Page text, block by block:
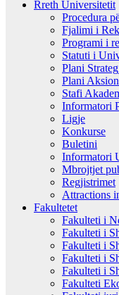
Rreth Universitetit
Procedura
Fjalimi i
Programi i
Statuti i
Plani
Plani
Stafi
Informatori
Ligje
Konkurse
Buletini
Informatori
Mbrojtjet
Regjistrimet
Attractions
Fakultetet
Fakulteti i
Fakulteti i
Fakulteti i
Fakulteti i
Fakulteti i
Fakulteti